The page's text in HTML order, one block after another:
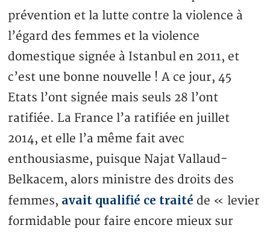
prévention et la lutte contre la violence à
l’égard des femmes et la violence
domestique signée à Istanbul en 2011, et
c’est une bonne nouvelle ! A ce jour, 45
Etats l’ont signée mais seuls 28 l’ont
ratifiée. La France l’a ratifiée en juillet
2014, et elle l’a même fait avec
enthousiasme, puisque Najat Vallaud-
Belkacem, alors ministre des droits des
femmes, avait qualifié ce traité de « levier
formidable pour faire encore mieux sur